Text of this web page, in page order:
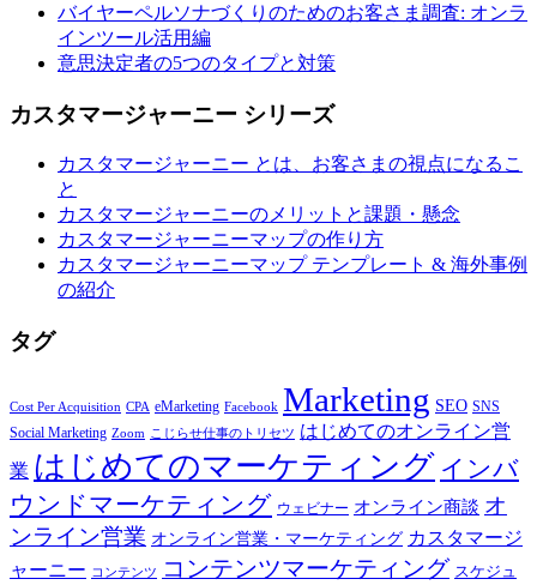
バイヤーペルソナづくりのためのお客さま調査: オンラ
インツール活用編
意思決定者の5つのタイプと対策
カスタマージャーニー シリーズ
カスタマージャーニー とは、お客さまの視点になるこ
と
カスタマージャーニーのメリットと課題・懸念
カスタマージャーニーマップの作り方
カスタマージャーニーマップ テンプレート & 海外事例
の紹介
タグ
Cost Per Acquisition CPA eMarketing Facebook Marketing SEO SNS
Social Marketing Zoom こじらせ仕事のトリセツ はじめてのオンライン営
業 はじめてのマーケティング インバ
ウンドマーケティング ウェビナー オンライン商談 オ
ンライン営業 オンライン営業・マーケティング カスタマージ
ャーニー コンテンツ コンテンツマーケティング スケジュ